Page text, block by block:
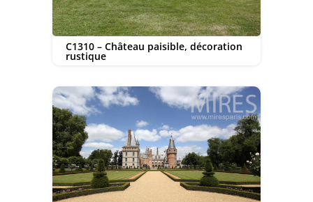
C1310 – Château paisible, décoration
rustique